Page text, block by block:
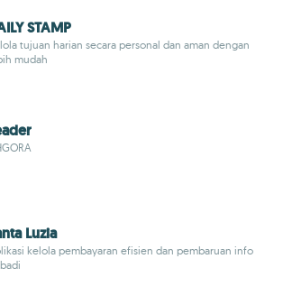
STAMP
tujuan harian secara personal dan aman dengan
mudah
Luzia
kelola pembayaran efisien dan pembaruan info